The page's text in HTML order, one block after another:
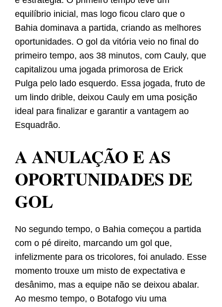
equilíbrio inicial, mas logo ficou claro que o
Bahia dominava a partida, criando as melhores
oportunidades. O gol da vitória veio no final do
primeiro tempo, aos 38 minutos, com Cauly, que
capitalizou uma jogada primorosa de Erick
Pulga pelo lado esquerdo. Essa jogada, fruto de
um lindo drible, deixou Cauly em uma posição
ideal para finalizar e garantir a vantagem ao
Esquadrão.
A ANULAÇÃO E AS
OPORTUNIDADES DE
GOL
No segundo tempo, o Bahia começou a partida
com o pé direito, marcando um gol que,
infelizmente para os tricolores, foi anulado. Esse
momento trouxe um misto de expectativa e
desânimo, mas a equipe não se deixou abalar.
Ao mesmo tempo, o Botafogo viu uma